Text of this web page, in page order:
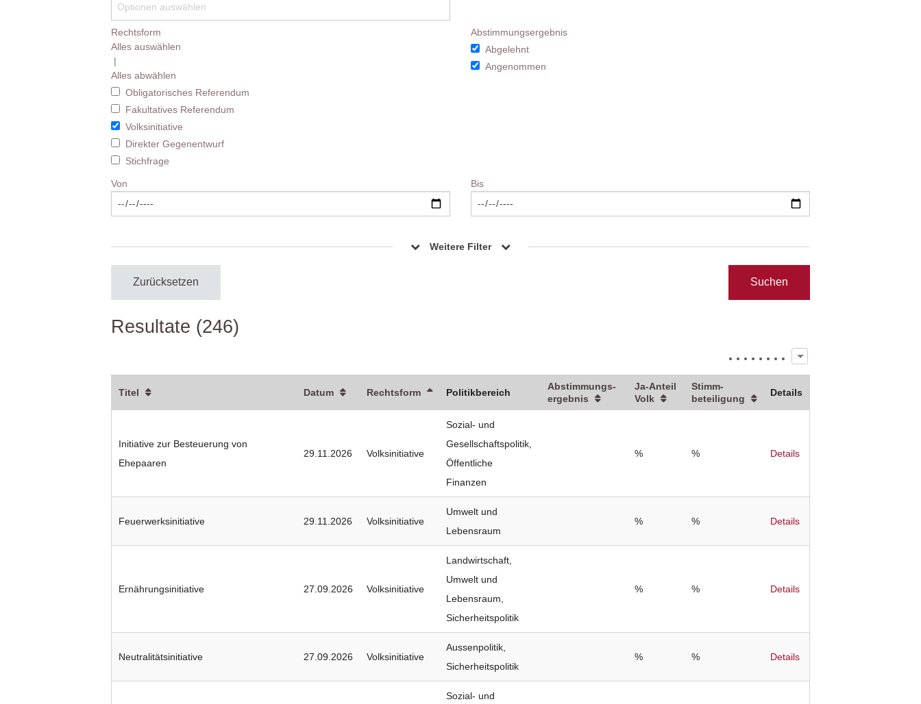
Rechtsform
Alles auswählen
|
Alles abwählen
Obligatorisches Referendum
Fakultatives Referendum
Volksinitiative
Direkter Gegenentwurf
Stichfrage
Abstimmungsergebnis
Abgelehnt
Angenommen
Von Bis
Weitere Filter
Zurücksetzen
Resultate (246)
Titel Datum Rechtsform Politikbereich
Abstimmungs­
ergebnis
Ja-Anteil
Volk
Stimm­
beteiligung
Details
Initiative zur Besteuerung von
Ehepaaren
29.11.2026 Volksinitiative
Sozial- und
Gesellschaftspolitik,
Öffentliche
Finanzen
% % Details
Feuerwerksinitiative 29.11.2026 Volksinitiative
Umwelt und
Lebensraum
% % Details
Ernährungsinitiative 27.09.2026 Volksinitiative
Landwirtschaft,
Umwelt und
Lebensraum,
Sicherheitspolitik
% % Details
Neutralitätsinitiative 27.09.2026 Volksinitiative
Aussenpolitik,
Sicherheitspolitik
% % Details
Sozial- und